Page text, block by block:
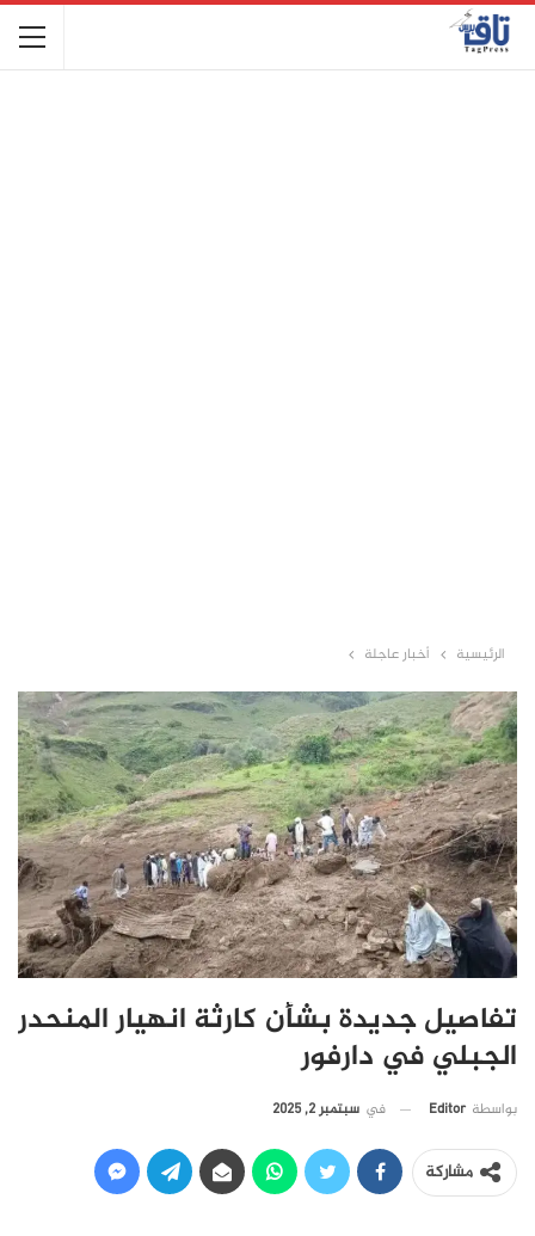
الرئيسية أخبار عاجلة
تفاصيل جديدة بشأن كارثة انهيار المنحدر
الجبلي في دارفور
بواسطة Editor في سبتمبر 2, 2025
مشاركة